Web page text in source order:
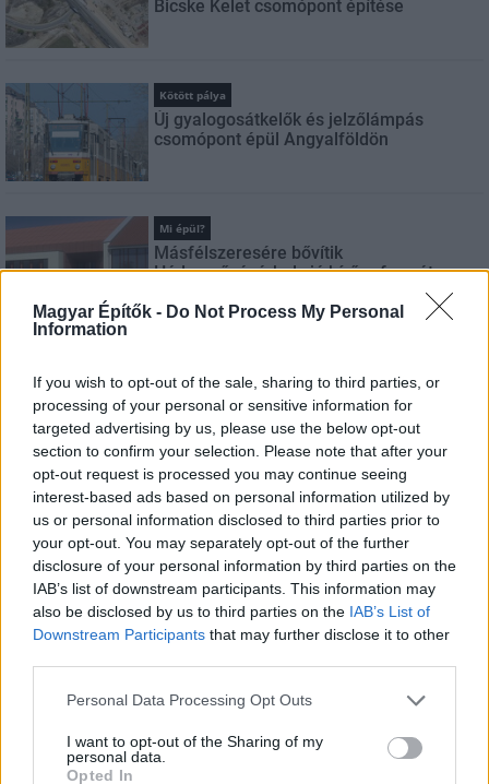
Magyar Építők - Do Not Process My Personal
Information
If you wish to opt-out of the sale, sharing to third parties, or
processing of your personal or sensitive information for
targeted advertising by us, please use the below opt-out
section to confirm your selection. Please note that after your
opt-out request is processed you may continue seeing
interest-based ads based on personal information utilized by
us or personal information disclosed to third parties prior to
your opt-out. You may separately opt-out of the further
disclosure of your personal information by third parties on the
IAB’s list of downstream participants. This information may
also be disclosed by us to third parties on the IAB’s List of
Downstream Participants that may further disclose it to other
Please note that this website/app uses one or more Google
not limited to your visit or usage behaviour. You may click to
grant or deny consent to Google and its third-party tags to
Personal Data Processing Opt Outs
I want to opt-out of the Sharing of my
personal data.
Opted In
Bicske Kelet csomópont építése
Kötött pálya
Új gyalogosátkelők és jelzőlámpás
csomópont épül Angyalföldön
Mi épül?
Másfélszeresére bővítik
Hódmezővásárhely jó hírű református
KIRAKAT
Kirakat
Tető, ami évtizedeken át gondoskodik a családról